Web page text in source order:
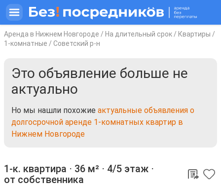
Аренда в Нижнем Новгороде / На длительный срок / Квартиры /
1-комнатные / Советский р-н
Это объявление больше не
актуально
Но мы нашли похожие актуальные объявления о
долгосрочной аренде 1-комнатных квартир в
Нижнем Новгороде
1-к. квартира ⋅ 36 м² ⋅ 4/5 этаж ⋅
от собственника